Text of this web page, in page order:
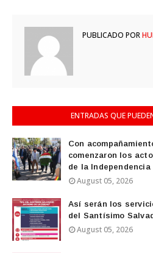
PUBLICADO POR
ENTRADAS QUE
Con
comenzaron los
de la
August 05, 2026
Así serán los
del Santísimo
August 05, 2026